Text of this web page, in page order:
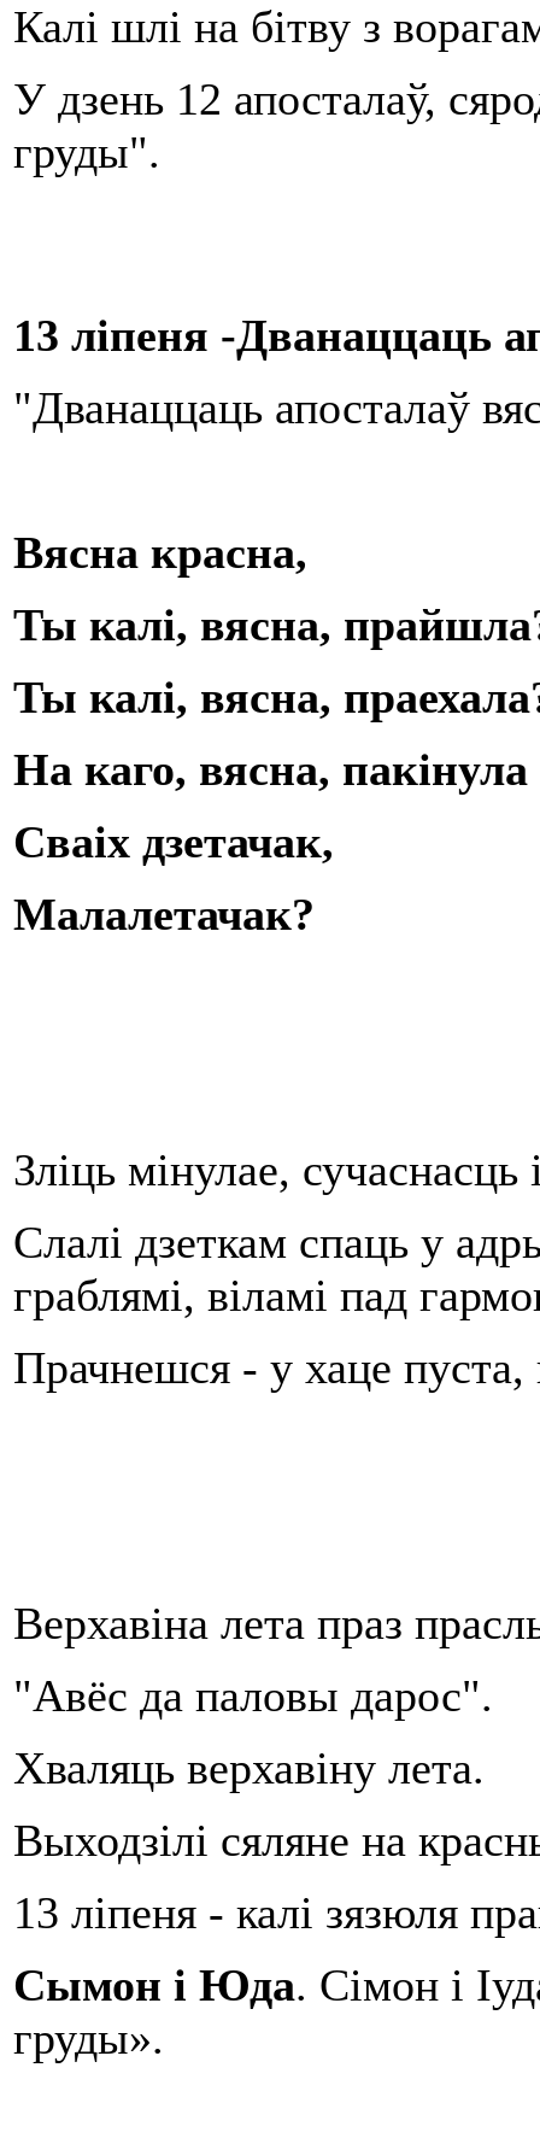
Калі шлі на бітву з
У дзень 12 апосталаў,
груды".
13 ліпеня -Дванаццаць
"Дванаццаць апосталаў
Вясна красна,
Ты калі, вясна, прайш
Ты калі, вясна,
На каго, вясна, пакінула
Сваіх дзетачак,
Малалетачак?
Зліць мінулае,
Слалі дзеткам спаць у
граблямі, віламі пад
Прачнешся - у хаце пуста,
Верхавіна лета праз
"Авёс да паловы дарос".
Хваляць верхавіну лета.
Выходзілі сяляне на
13 ліпеня - калі зязюля
Сымон і Юда. Сімон і
груды».